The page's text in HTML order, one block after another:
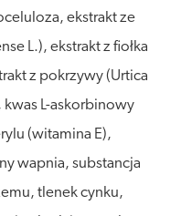
ekstrakt ze
L.), ekstrakt z fiołka
z pokrzywy (Urtica
kwas L-askorbinowy
(witamina E),
wapnia, substancja
tlenek cynku,